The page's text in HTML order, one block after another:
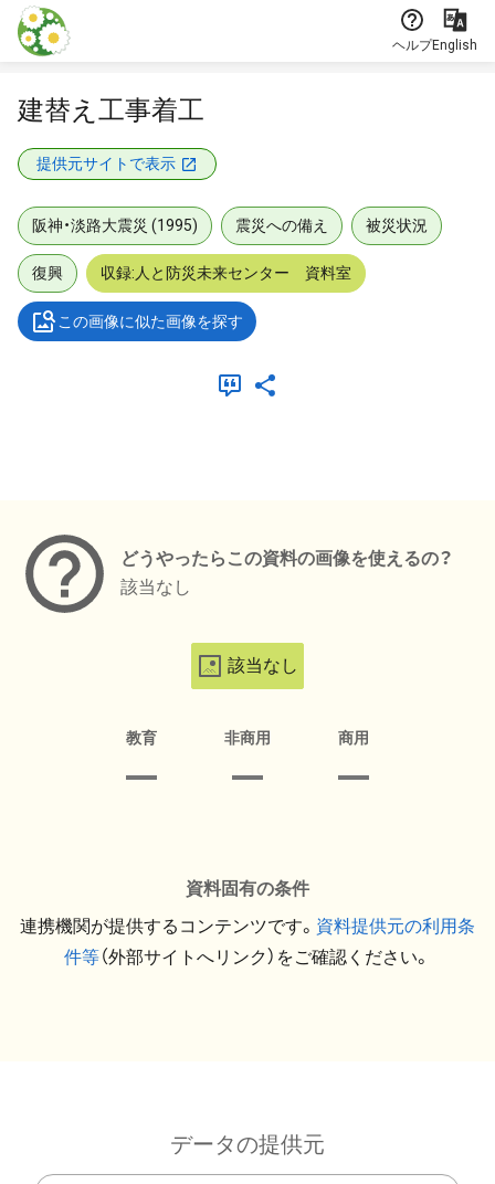
本文に飛ぶ
ヘルプEnglish
建替え工事着工
提供元サイトで表示
阪神・淡路大震災 (1995) 震災への備え 被災状況
復興 収録:人と防災未来センター 資料室
この画像に似た画像を探す
どうやったらこの資料の画像を使えるの？
該当なし
該当なし
教育 非商用 商用
資料固有の条件
連携機関が提供するコンテンツです。 資料提供元の利用条
件等（外部サイトへリンク）をご確認ください。
データの提供元